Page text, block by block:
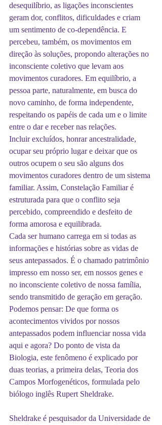
desequilíbrio, as ligações inconscientes
geram dor, conflitos, dificuldades e criam
um sentimento de co-dependência. E
percebeu, também, os movimentos em
direção às soluções, propondo alterações no
inconsciente coletivo que levam aos
movimentos curadores. Em equilíbrio, a
pessoa parte, naturalmente, em busca do
novo caminho, de forma independente,
respeitando os papéis de cada um e o limite
entre o dar e receber nas relações.
Incluir excluídos, honrar ancestralidade,
ocupar seu próprio lugar e deixar que os
outros ocupem o seu são alguns dos
movimentos curadores dentro de um sistema
familiar. Assim, Constelação Familiar é
estruturada para que o conflito seja
percebido, compreendido e desfeito de
forma amorosa e equilibrada.
Cada ser humano carrega em si todas as
informações e histórias sobre as vidas de
seus antepassados. É o chamado patrimônio
impresso em nosso ser, em nossos genes e
no inconsciente coletivo de nossa família,
sendo transmitido de geração em geração.
Podemos pensar: De que forma os
acontecimentos vividos por nossos
antepassados podem influenciar nossa vida
aqui e agora? Do ponto de vista da
Biologia, este fenômeno é explicado por
duas teorias, a primeira delas, Teoria dos
Campos Morfogenéticos, formulada pelo
biólogo inglês Rupert Sheldrake.
Sheldrake é pesquisador da Universidade de